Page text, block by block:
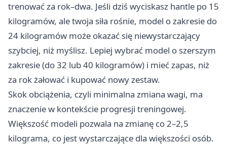
trenować za rok–dwa. Jeśli dziś wyciskasz hantle po 15
kilogramów, ale twoja siła rośnie, model o zakresie do
24 kilogramów może okazać się niewystarczający
szybciej, niż myślisz. Lepiej wybrać model o szerszym
zakresie (do 32 lub 40 kilogramów) i mieć zapas, niż
za rok żałować i kupować nowy zestaw.
Skok obciążenia, czyli minimalna zmiana wagi, ma
znaczenie w kontekście progresji treningowej.
Większość modeli pozwala na zmianę co 2–2,5
kilograma, co jest wystarczające dla większości osób.